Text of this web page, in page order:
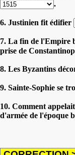
.
6. Justinien fit édifier
7. La fin de l'Empire
prise de
8. Les Byzantins
9. Sainte-Sophie se
10. Comment
d'armée de l'époque